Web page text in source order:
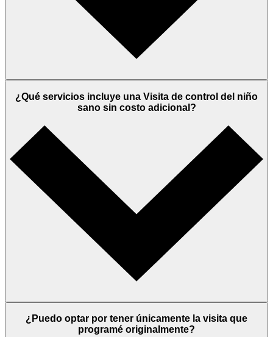
¿Qué servicios incluye una Visita de control del niño
sano sin costo adicional?
¿Puedo optar por tener únicamente la visita que
programé originalmente?